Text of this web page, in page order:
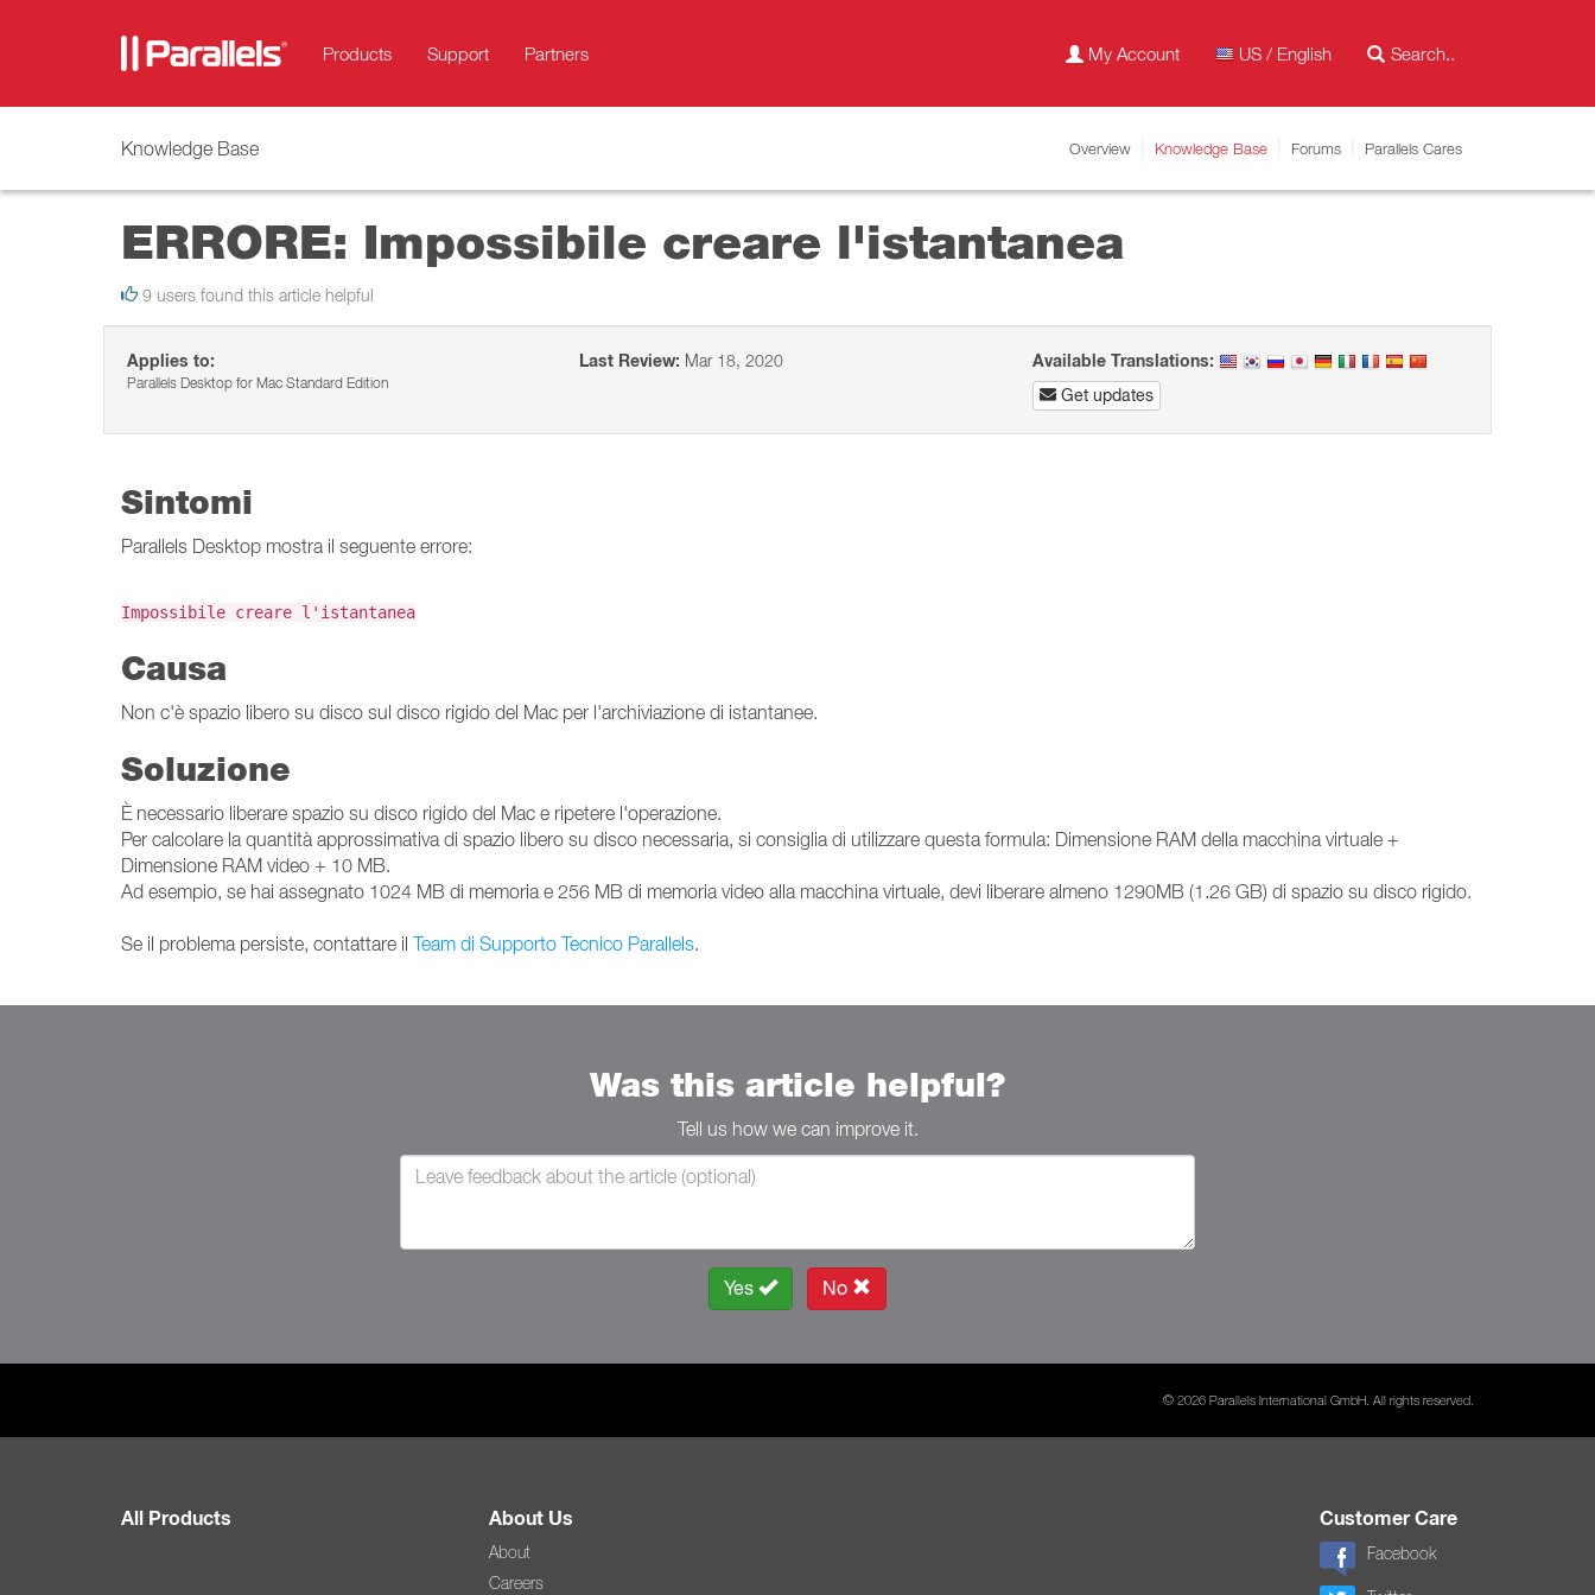
Products Support Partners My Account US / English
Knowledge Base Overview Knowledge Base Forums Parallels Cares
ERRORE: Impossibile creare l'istantanea
9 users found this article helpful
Applies to:
Parallels Desktop for Mac Standard Edition
Last Review: Mar 18, 2020
Available Translations:
Get updates
Sintomi
Parallels Desktop mostra il seguente errore:
Impossibile creare l'istantanea
Causa
Non c'è spazio libero su disco sul disco rigido del Mac per l'archiviazione di istantanee.
Soluzione
È necessario liberare spazio su disco rigido del Mac e ripetere l'operazione.
Per calcolare la quantità approssimativa di spazio libero su disco necessaria, si consiglia di utilizzare questa formula: Dimensione RAM della macchina virtuale +
Dimensione RAM video + 10 MB.
Ad esempio, se hai assegnato 1024 MB di memoria e 256 MB di memoria video alla macchina virtuale, devi liberare almeno 1290MB (1.26 GB) di spazio su disco rigido.
Se il problema persiste, contattare il Team di Supporto Tecnico Parallels.
Was this article helpful?
Tell us how we can improve it.
Yes No
© 2026 Parallels International GmbH. All rights reserved.
All Products About Us
About
Careers
Customer Care
Facebook